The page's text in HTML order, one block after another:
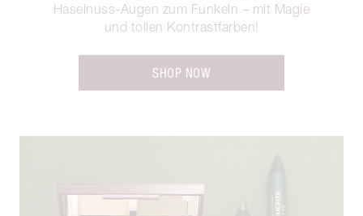
Haselnuss-Augen zum Funkeln – mit Magie
und tollen Kontrastfarben!
SHOP NOW